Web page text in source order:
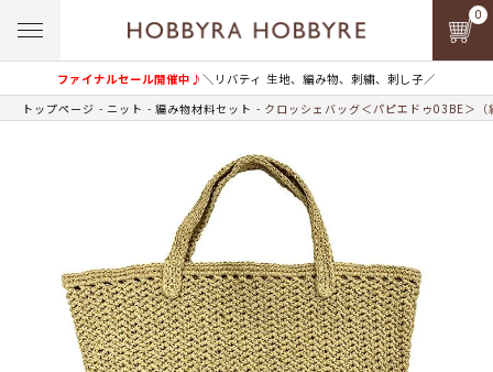
ファイナルセール開催中♪＼リバティ 生地、編み物、刺繍、刺し子／
0
トップページ ニット 編み物材料セット クロッシェバッグ＜パピエドゥ03BE＞